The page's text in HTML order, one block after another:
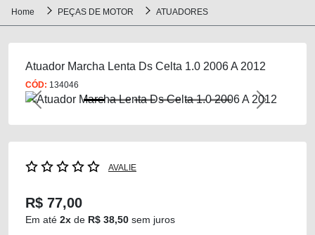
Home PEÇAS DE MOTOR ATUADORES
Atuador Marcha Lenta Ds Celta 1.0 2006 A 2012
CÓD: 134046
Previous Next
AVALIE
R$ 77,00
Em até 2x de R$ 38,50 sem juros